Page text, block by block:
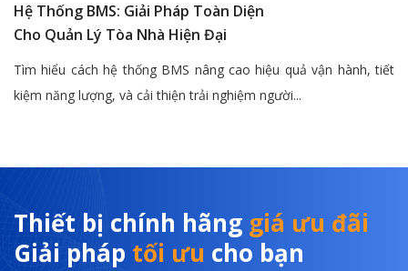
Hệ Thống BMS: Giải Pháp Toàn Diện
Cho Quản Lý Tòa Nhà Hiện Đại
Tìm hiểu cách hệ thống BMS nâng cao hiệu quả vận hành, tiết
kiệm năng lượng, và cải thiện trải nghiệm người...
Thiết bị chính hãng giá ưu đãi
Giải pháp tối ưu cho bạn